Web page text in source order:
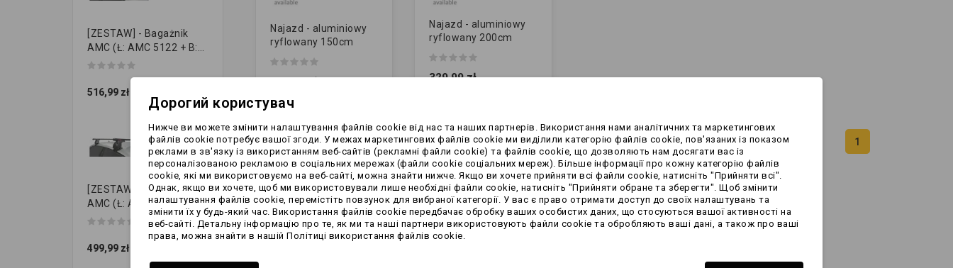
[ZESTAW] - Bagażnik
AMC (Ł: AMC 5122 + B:
STAL...
516,99 zł
[ZESTAW] - Bagażnik
AMC (Ł: AMC 5122 + B:
STAL...
499,99 zł
Najazd - aluminiowy
ryflowany 150cm
268,99 zł
Najazd - aluminiowy
ryflowany 200cm
329,99 zł
Показано 1-2 з 2 товарів 1
Дорогий користувач
Нижче ви можете змінити налаштування файлів cookie від нас та наших партнерів. Використання нами аналітичних та маркетингових
файлів cookie потребує вашої згоди. У межах маркетингових файлів cookie ми виділили категорію файлів cookie, пов'язаних із показом
реклами в зв'язку із використанням веб-сайтів (рекламні файли cookie) та файлів cookie, що дозволяють нам досягати вас із
персоналізованою рекламою в соціальних мережах (файли cookie соціальних мереж). Більше інформації про кожну категорію файлів
cookie, які ми використовуємо на веб-сайті, можна знайти нижче. Якщо ви хочете прийняти всі файли cookie, натисніть "Прийняти всі".
Однак, якщо ви хочете, щоб ми використовували лише необхідні файли cookie, натисніть "Прийняти обране та зберегти". Щоб змінити
налаштування файлів cookie, перемістіть повзунок для вибраної категорії. У вас є право отримати доступ до своїх налаштувань та
змінити їх у будь-який час. Використання файлів cookie передбачає обробку ваших особистих даних, що стосуються вашої активності на
веб-сайті. Детальну інформацію про те, як ми та наші партнери використовують файли cookie та обробляють ваші дані, а також про ваші
права, можна знайти в нашій Політиці використання файлів cookie.